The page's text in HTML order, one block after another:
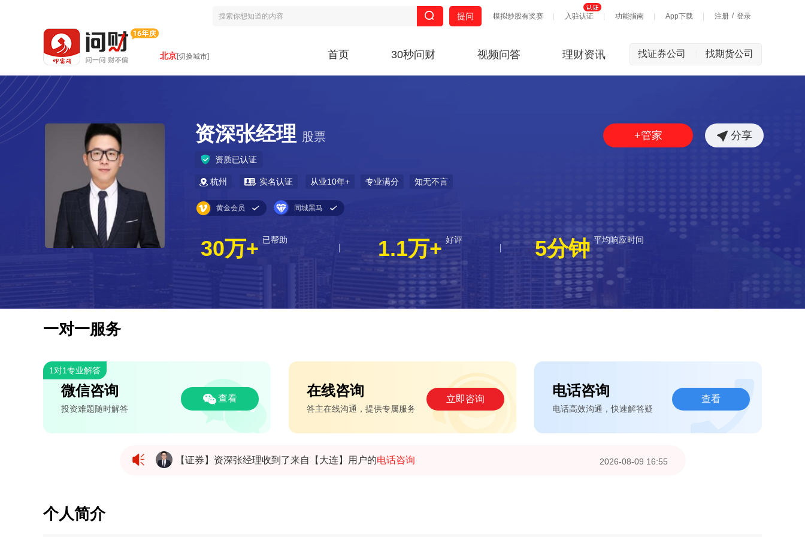
模拟炒股有奖赛 入驻认证 功能指南 App下载 注册 / 登录
提问
北京[切换城市] 首页 30秒问财 视频问答 理财资讯 找证券公司 找期货公司
资深张经理 股票
资质已认证
杭州 实名认证 从业10年+ 专业满分 知无不言
黄金会员 同城黑马
30万+ 已帮助 1.1万+ 好评 5分钟 平均响应时间
分享
+管家
一对一服务
1对1专业解答
微信咨询
投资难题随时解答
查看 在线咨询
答主在线沟通，提供专属服务
立即咨询
电话咨询
电话高效沟通，快速解答疑
查看
【证券】资深张经理收到了来自【大连】用户的电话咨询 2026-08-09 16:55
个人简介